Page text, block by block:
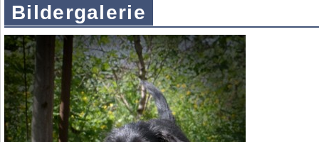
Bildergalerie